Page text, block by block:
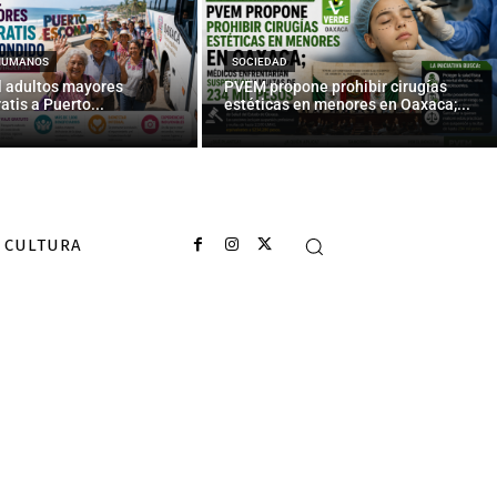
adultos mayores
a Puerto...
SOCIEDAD
PVEM propone prohibir cirugías
estéticas en menores en Oaxaca;...
CULTURA